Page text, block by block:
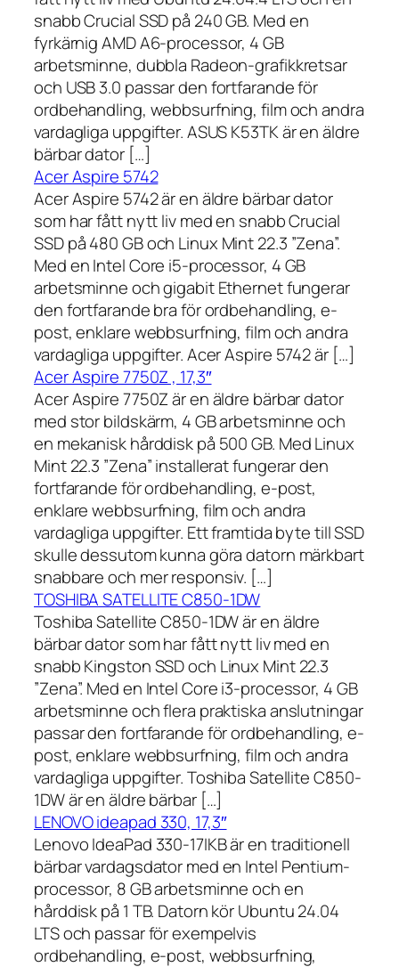
snabb Crucial SSD på 240 GB. Med en
fyrkärnig AMD A6-processor, 4 GB
arbetsminne, dubbla Radeon-grafikkretsar
och USB 3.0 passar den fortfarande för
ordbehandling, webbsurfning, film och andra
vardagliga uppgifter. ASUS K53TK är en äldre
bärbar dator […]
Acer Aspire 5742
Acer Aspire 5742 är en äldre bärbar dator
som har fått nytt liv med en snabb Crucial
SSD på 480 GB och Linux Mint 22.3 ”Zena”.
Med en Intel Core i5-processor, 4 GB
arbetsminne och gigabit Ethernet fungerar
den fortfarande bra för ordbehandling, e-
post, enklare webbsurfning, film och andra
vardagliga uppgifter. Acer Aspire 5742 är […]
Acer Aspire 7750Z , 17,3″
Acer Aspire 7750Z är en äldre bärbar dator
med stor bildskärm, 4 GB arbetsminne och
en mekanisk hårddisk på 500 GB. Med Linux
Mint 22.3 ”Zena” installerat fungerar den
fortfarande för ordbehandling, e-post,
enklare webbsurfning, film och andra
vardagliga uppgifter. Ett framtida byte till SSD
skulle dessutom kunna göra datorn märkbart
snabbare och mer responsiv. […]
TOSHIBA SATELLITE C850-1DW
Toshiba Satellite C850-1DW är en äldre
bärbar dator som har fått nytt liv med en
snabb Kingston SSD och Linux Mint 22.3
”Zena”. Med en Intel Core i3-processor, 4 GB
arbetsminne och flera praktiska anslutningar
passar den fortfarande för ordbehandling, e-
post, enklare webbsurfning, film och andra
vardagliga uppgifter. Toshiba Satellite C850-
1DW är en äldre bärbar […]
LENOVO ideapad 330, 17,3″
Lenovo IdeaPad 330-17IKB är en traditionell
bärbar vardagsdator med en Intel Pentium-
processor, 8 GB arbetsminne och en
hårddisk på 1 TB. Datorn kör Ubuntu 24.04
LTS och passar för exempelvis
ordbehandling, e-post, webbsurfning,